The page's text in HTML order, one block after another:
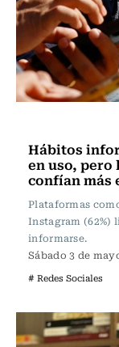
Hábitos
en uso, pero
confían más
Plataformas
Instagram (62%)
informarse.
Sábado 3 de
# Redes Sociales